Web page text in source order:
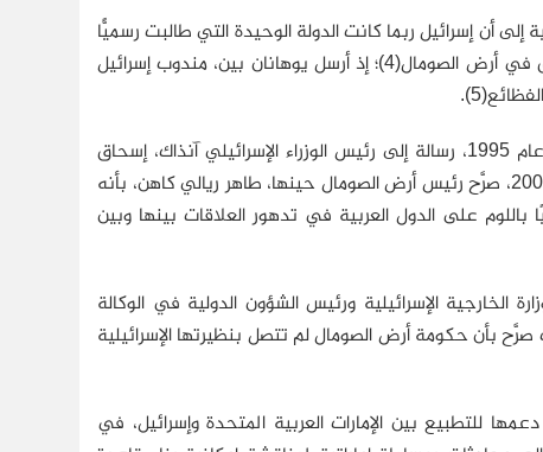
إلى أن إسرائيل ربما كانت الدولة الوحيدة التي طالبت رسميًّا
بلفت الانتباه الدولي إلى المجازر التي ارتكبها نظام سياد بري بحق قبيلة إسحاق في أرض الصومال(4)؛ إذ أرسل يوهانان بين، مندوب إسرائيل
بعد إعلان أرض الصومال استقلالها بأربع سنوات، أرسل رئيسها، إبراهيم عقال، عام 1995، رسالة إلى رئيس الوزراء الإسرائيلي آنذاك، إسحاق
رابين، يسعى فيها إلى إقامة علاقات دبلوماسية بين البلدين(6). وفي مايو/أيار 2005، صرَّح رئيس أرض الصومال حينها، طاهر ريالي كاهن، بأنه
على الدول العربية في تدهور العلاقات بينها وبين
الخارجية الإسرائيلية ورئيس الشؤون الدولية في الوكالة
بأن حكومة أرض الصومال لم تتصل بنظيرتها الإسرائيلية
للتطبيع بين الإمارات العربية المتحدة وإسرائيل، في